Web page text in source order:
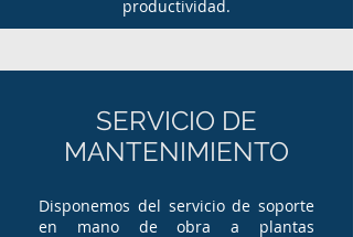
productividad.
SERVICIO DE
MANTENIMIENTO
Disponemos del servicio de soporte
en mano de obra a plantas